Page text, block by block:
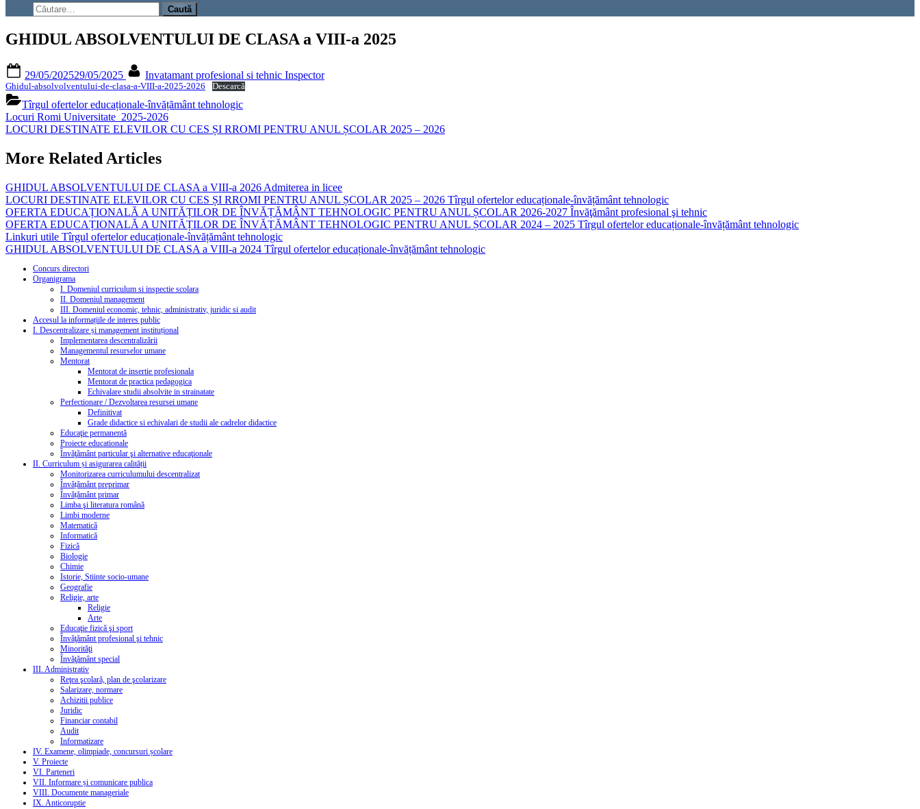
form
Caută
după:
GHIDUL ABSOLVENTULUI DE CLASA a VIII-a 2025
on
29/05/202529/05/2025 Invatamant profesional si tehnic Inspector
Ghidul-absolvolventului-de-clasa-a-VIII-a-2025-2026 Descarcă
Tîrgul ofertelor educaționale-învățământ tehnologic
Navigare
în
articole
Previous
Post:
Locuri Romi Universitate_2025-2026
Next
LOCURI DESTINATE ELEVILOR CU CES ȘI RROMI PENTRU ANUL ȘCOLAR 2025 – 2026
More Related Articles
GHIDUL ABSOLVENTULUI DE CLASA a VIII-a 2026 Admiterea in licee
LOCURI DESTINATE ELEVILOR CU CES ȘI RROMI PENTRU ANUL ȘCOLAR 2025 – 2026 Tîrgul ofertelor educaționale-învățământ tehnologic
OFERTA EDUCAȚIONALĂ A UNITĂȚILOR DE ÎNVĂȚĂMÂNT TEHNOLOGIC PENTRU ANUL ȘCOLAR 2026-2027 Învăţământ profesional şi tehnic
OFERTA EDUCAȚIONALĂ A UNITĂȚILOR DE ÎNVĂȚĂMÂNT TEHNOLOGIC PENTRU ANUL ȘCOLAR 2024 – 2025 Tîrgul ofertelor educaționale-învățământ tehnologic
Linkuri utile Tîrgul ofertelor educaționale-învățământ tehnologic
GHIDUL ABSOLVENTULUI DE CLASA a VIII-a 2024 Tîrgul ofertelor educaționale-învățământ tehnologic
Concurs directori
Organigrama
I. Domeniul curriculum si inspectie scolara
II. Domeniul management
III. Domeniul economic, tehnic, administrativ, juridic si audit
Accesul la informațiile de interes public
I. Descentralizare și management instituțional
Implementarea descentralizării
Managementul resurselor umane
Mentorat
Mentorat de insertie profesionala
Mentorat de practica pedagogica
Echivalare studii absolvite in strainatate
Perfectionare / Dezvoltarea resursei umane
Definitivat
Grade didactice si echivalari de studii ale cadrelor didactice
Educaţie permanentă
Proiecte educationale
Învăţământ particular şi alternative educaţionale
II. Curriculum și asigurarea calității
Monitorizarea curriculumului descentralizat
Învățământ preprimar
Învățământ primar
Limba şi literatura română
Limbi moderne
Matematică
Informatică
Fizică
Biologie
Chimie
Istorie, Stiinte socio-umane
Geografie
Religie, arte
Religie
Arte
Educaţie fizică şi sport
Învăţământ profesional şi tehnic
Minorităţi
Învăţământ special
III. Administrativ
Reţea şcolară, plan de şcolarizare
Salarizare, normare
Achizitii publice
Juridic
Financiar contabil
Audit
Informatizare
IV. Examene, olimpiade, concursuri școlare
V. Proiecte
VI. Parteneri
VII. Informare și comunicare publica
VIII. Documente manageriale
IX. Anticoruptie